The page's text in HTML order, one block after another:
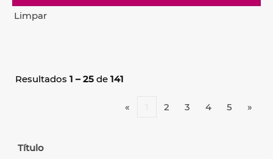
Limpar
Resultados 1 – 25 de 141
« 2 3 4 5 »
Título